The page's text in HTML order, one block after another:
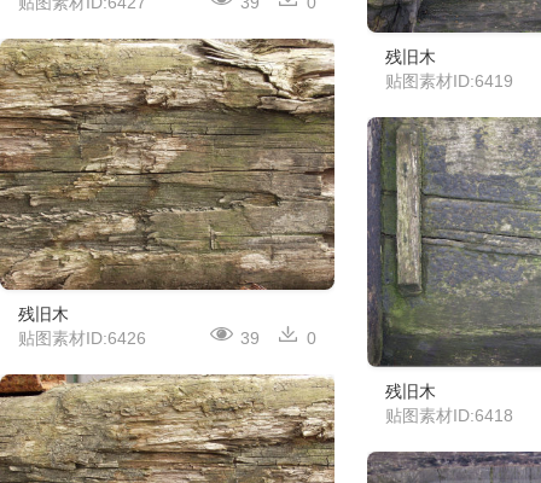
残旧木
贴图素材ID:6426
39 0
残旧木
贴图素材ID:6419
残旧木
贴图素材ID:6418